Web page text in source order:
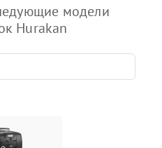
модели
Hurakan